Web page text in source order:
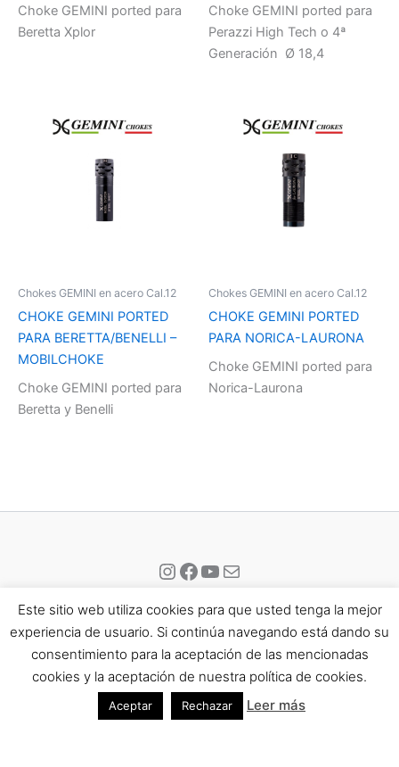
Choke GEMINI ported para
Beretta Xplor
Choke GEMINI ported para
Perazzi High Tech o 4ª
Generación Ø 18,4
Chokes GEMINI en acero Cal.12
CHOKE GEMINI PORTED
PARA BERETTA/BENELLI –
MOBILCHOKE
Choke GEMINI ported para
Beretta y Benelli
Chokes GEMINI en acero Cal.12
CHOKE GEMINI PORTED
PARA NORICA-LAURONA
Choke GEMINI ported para
Norica-Laurona
Instagram
Facebook
YouTube
Correo electrónico
Todos los derechos © 2026 Eisport | Funciona gracias aTema
Astra para WordPress
Este sitio web utiliza cookies para que usted tenga la mejor
experiencia de usuario. Si continúa navegando está dando su
consentimiento para la aceptación de las mencionadas
cookies y la aceptación de nuestra política de cookies.
Aceptar Rechazar Leer más